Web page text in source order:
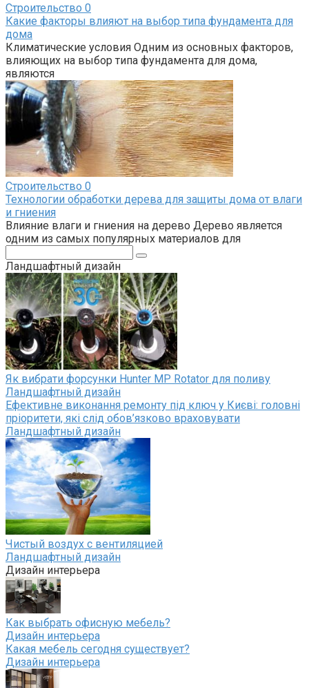
Строительство 0
Какие факторы влияют на выбор типа фундамента для
дома
Климатические условия Одним из основных факторов,
влияющих на выбор типа фундамента для дома,
являются
Строительство 0
Технологии обработки дерева для защиты дома от влаги
и гниения
Влияние влаги и гниения на дерево Дерево является
одним из самых популярных материалов для
Ландшафтный дизайн
Як вибрати форсунки Hunter MP Rotator для поливу
Ландшафтный дизайн
Ефективне виконання ремонту під ключ у Києві: головні
пріоритети, які слід обов’язково враховувати
Ландшафтный дизайн
Чистый воздух с вентиляцией
Ландшафтный дизайн
Дизайн интерьера
Как выбрать офисную мебель?
Дизайн интерьера
Какая мебель сегодня существует?
Дизайн интерьера